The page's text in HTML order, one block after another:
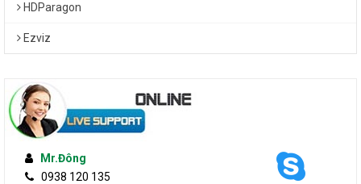
HDParagon
Ezviz
Mr.Đông
0938 120 135